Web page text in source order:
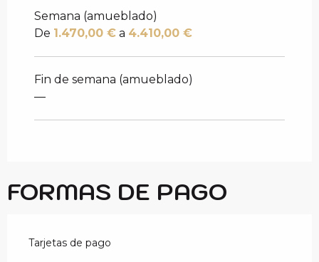
Semana (amueblado)
De 1.470,00 € a 4.410,00 €
Fin de semana (amueblado)
—
FORMAS DE PAGO
Tarjetas de pago